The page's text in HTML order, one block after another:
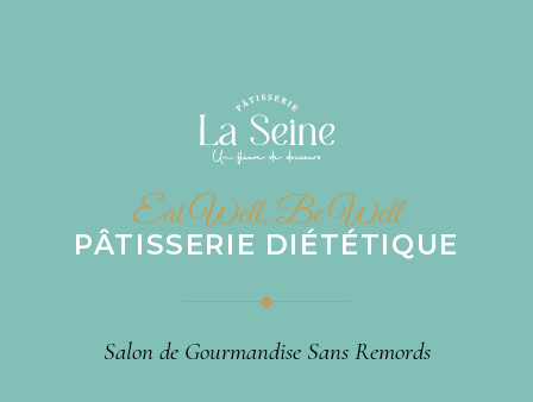
Eat Well, Be Well
PÂTISSERIE DIÉTÉTIQUE
Salon de Gourmandise Sans Remords